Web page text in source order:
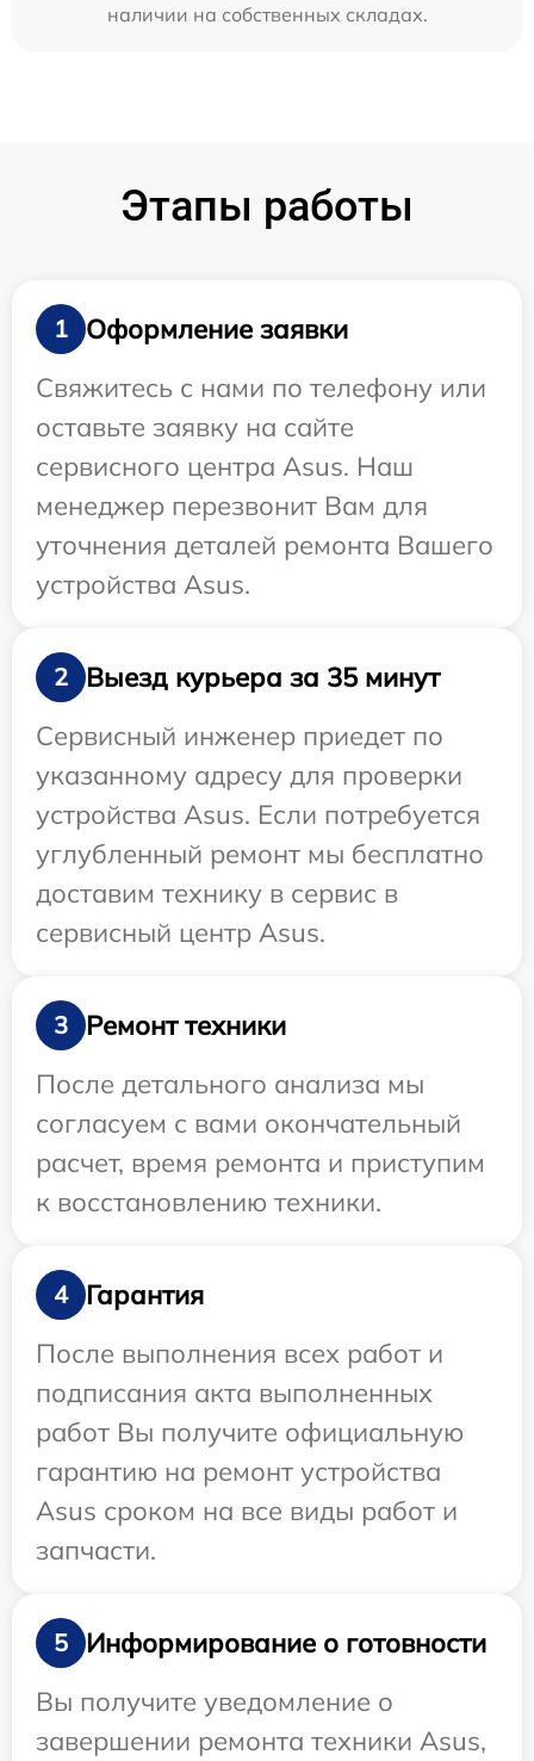
наличии на собственных складах.
Этапы работы
1
Оформление заявки
Свяжитесь с нами по телефону или
оставьте заявку на сайте
сервисного центра Asus. Наш
менеджер перезвонит Вам для
уточнения деталей ремонта Вашего
устройства Asus.
2
Выезд курьера за 35 минут
Сервисный инженер приедет по
указанному адресу для проверки
устройства Asus. Если потребуется
углубленный ремонт мы бесплатно
доставим технику в сервис в
сервисный центр Asus.
3
Ремонт техники
После детального анализа мы
согласуем с вами окончательный
расчет, время ремонта и приступим
к восстановлению техники.
4
Гарантия
После выполнения всех работ и
подписания акта выполненных
работ Вы получите официальную
гарантию на ремонт устройства
Asus сроком на все виды работ и
запчасти.
5
Информирование о готовности
Вы получите уведомление о
завершении ремонта техники Asus,